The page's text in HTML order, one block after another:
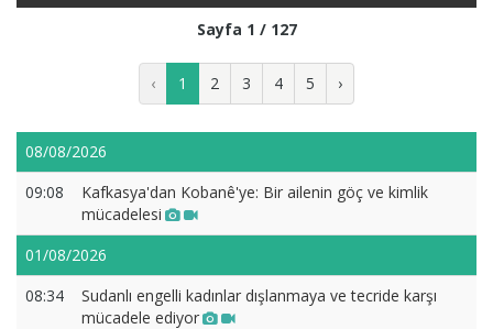
Sayfa 1 / 127
‹ 1 2 3 4 5 ›
08/08/2026
09:08
Kafkasya'dan Kobanê'ye: Bir ailenin göç ve kimlik
mücadelesi
01/08/2026
08:34
Sudanlı engelli kadınlar dışlanmaya ve tecride karşı
mücadele ediyor